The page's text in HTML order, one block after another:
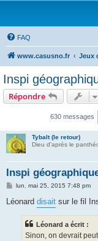
FAQ
www.casusno.fr Jeux
Inspi
Répondre
630 messages
Tybalt (le retour)
Dieu d'après le
Inspi
M
s
lun. mai 25, 2015 7:48 pm
Léonard disait sur le fil
Léonard a écrit :
Sinon, on devrait